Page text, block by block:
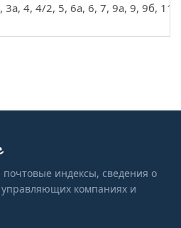
3а, 4, 4/2, 5, 6а, 6, 7, 9а, 9, 9б,
индексы, сведения о
управляющих компаниях и